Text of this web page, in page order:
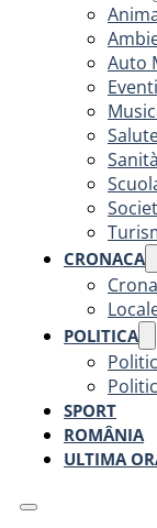
Auto
Eventi
Sanità
CRONACA
POLITICA
SPORT
ROMÂNIA
ULTIMA